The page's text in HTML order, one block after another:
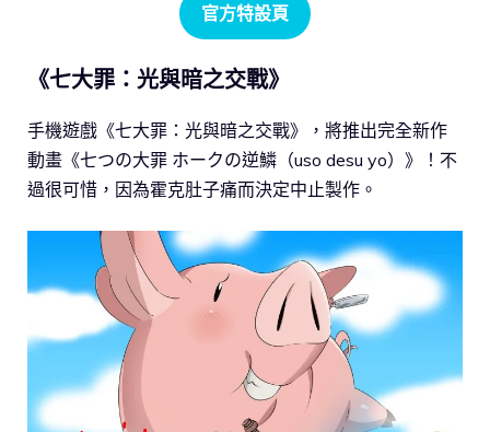
官方特設頁
《七大罪：光與暗之交戰》
手機遊戲《七大罪：光與暗之交戰》，將推出完全新作
動畫《七つの大罪 ホークの逆鱗（uso desu yo）》！不
過很可惜，因為霍克肚子痛而決定中止製作。